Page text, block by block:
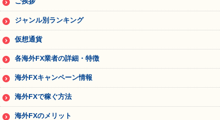
ジャンル別ランキング
仮想通貨
各海外FX業者の詳細・特徴
海外FXキャンペーン情報
海外FXで稼ぐ方法
海外FXのメリット